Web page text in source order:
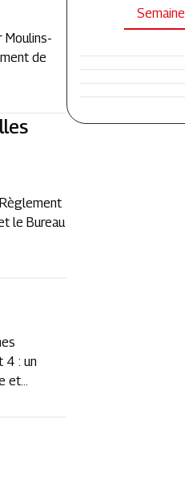
Moulins-
de
le Bureau
4 : un
et...
Semaine